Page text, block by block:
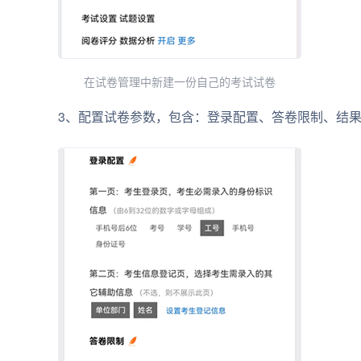
在试卷管理中新建一份自己的考试试卷
3、配置试卷参数，包含：登录配置、答卷限制、结